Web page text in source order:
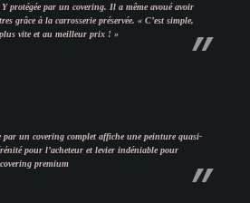
protégée par un covering. Il a même avoué avoir
grâce à la carrosserie préservée. « C’est simple,
vite et au meilleur prix ! »
par un covering complet affiche une peinture quasi-
pour l’acheteur et levier indéniable pour
premium